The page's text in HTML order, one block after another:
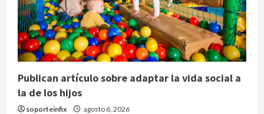
Publican artículo sobre adaptar la vida social a
la de los hijos
soporteinfix agosto 6, 2026